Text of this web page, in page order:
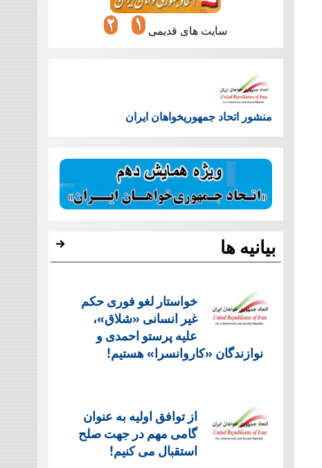
سایت های قدیمی
منشور اتحاد جمهوریخواهان ایران
بیانیه ها
خواستار لغو فوری حکم
غیر انسانی «شلاق»،
علیه پرستو احمدی و
نوازندگان «کاروانسرا» هستیم!
از توافق اولیه به عنوان
گامی مهم در جهت صلح
استقبال می کنیم!